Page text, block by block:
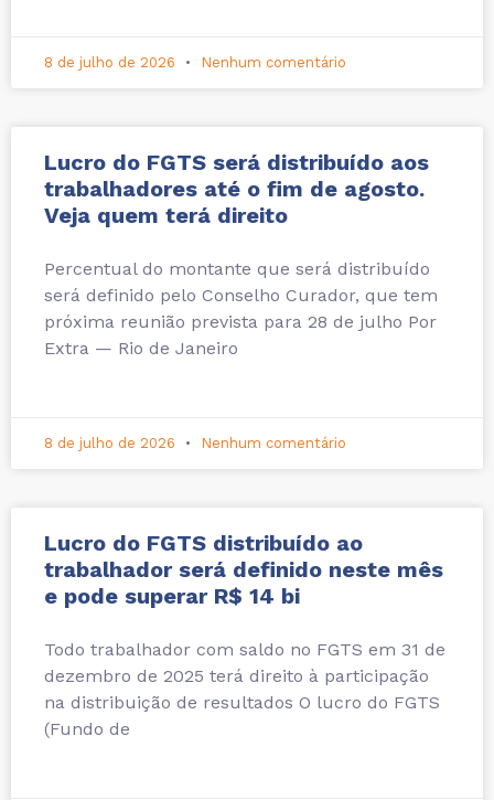
8 de julho de 2026 Nenhum comentário
Lucro do FGTS será distribuído aos
trabalhadores até o fim de agosto.
Veja quem terá direito
Percentual do montante que será distribuído
será definido pelo Conselho Curador, que tem
próxima reunião prevista para 28 de julho Por
Extra — Rio de Janeiro
8 de julho de 2026 Nenhum comentário
Lucro do FGTS distribuído ao
trabalhador será definido neste mês
e pode superar R$ 14 bi
Todo trabalhador com saldo no FGTS em 31 de
dezembro de 2025 terá direito à participação
na distribuição de resultados O lucro do FGTS
(Fundo de